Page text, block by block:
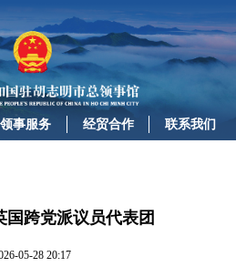
领事服务 经贸合作 联系我们
国跨党派议员代表团
05-28 20:17